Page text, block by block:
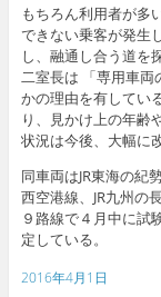
もちろん利用者が多
できない乗客が発生
し、融通し合う道を
二室長は 「専用車両
かの理由を有してい
り、見かけ上の年齢
状況は今後、大幅に
同車両はJR東海の紀
西空港線、JR九州の
９路線で４月中に試
定している。
2016年4月1日